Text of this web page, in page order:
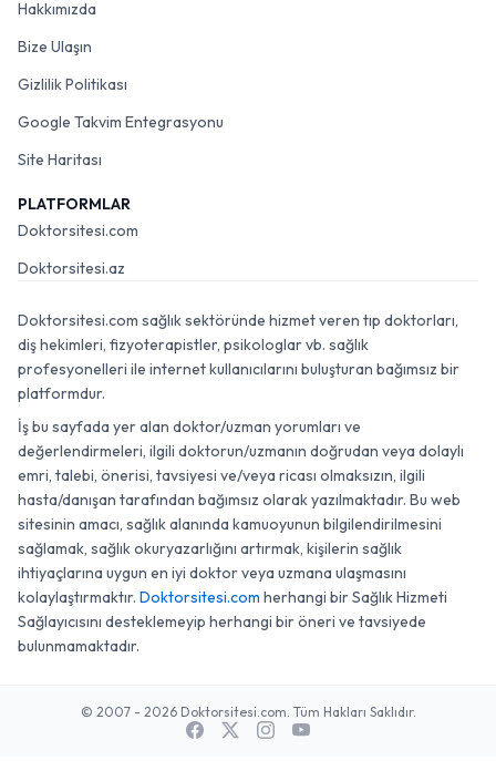
Hakkımızda
Bize Ulaşın
Gizlilik Politikası
Google Takvim Entegrasyonu
Site Haritası
PLATFORMLAR
Doktorsitesi.com
Doktorsitesi.az
Doktorsitesi.com sağlık sektöründe hizmet veren tıp doktorları,
diş hekimleri, fizyoterapistler, psikologlar vb. sağlık
profesyonelleri ile internet kullanıcılarını buluşturan bağımsız bir
platformdur.
İş bu sayfada yer alan doktor/uzman yorumları ve
değerlendirmeleri, ilgili doktorun/uzmanın doğrudan veya dolaylı
emri, talebi, önerisi, tavsiyesi ve/veya ricası olmaksızın, ilgili
hasta/danışan tarafından bağımsız olarak yazılmaktadır. Bu web
sitesinin amacı, sağlık alanında kamuoyunun bilgilendirilmesini
sağlamak, sağlık okuryazarlığını artırmak, kişilerin sağlık
ihtiyaçlarına uygun en iyi doktor veya uzmana ulaşmasını
kolaylaştırmaktır. Doktorsitesi.com herhangi bir Sağlık Hizmeti
Sağlayıcısını desteklemeyip herhangi bir öneri ve tavsiyede
bulunmamaktadır.
© 2007 - 2026 Doktorsitesi.com. Tüm Hakları Saklıdır.